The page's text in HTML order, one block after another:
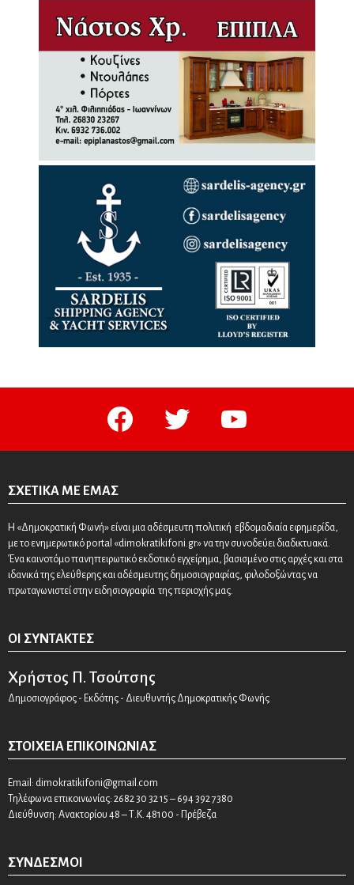
facebook twitter youtube
ΣΧΕΤΙΚΆ ΜΕ ΕΜΆΣ
Η «Δημοκρατική Φωνή» είναι μια αδέσμευτη πολιτική εβδομαδιαία εφημερίδα,
με το ενημερωτικό portal «dimokratikifoni.gr» να την συνοδεύει διαδικτυακά.
Ένα καινοτόμο πανηπειρωτικό εκδοτικό εγχείρημα, βασισμένο στις αρχές και στα
ιδανικά της ελεύθερης και αδέσμευτης δημοσιογραφίας, φιλοδοξώντας να
πρωταγωνιστεί στην ειδησιογραφία της περιοχής μας.
ΟΙ ΣΥΝΤΆΚΤΕΣ
Χρήστος Π. Τσούτσης
Δημοσιογράφος - Εκδότης - Διευθυντής Δημοκρατικής Φωνής
ΣΤΟΙΧΕΊΑ ΕΠΙΚΟΙΝΩΝΊΑΣ
Email: dimokratikifoni@gmail.com
Τηλέφωνα επικοινωνίας: 2682 30 32 15 – 694 392 7380
Διεύθυνση: Ανακτορίου 48 – Τ.Κ. 48100 - Πρέβεζα
ΣΎΝΔΕΣΜΟΙ